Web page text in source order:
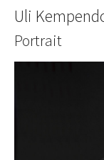
Uli
Portrait